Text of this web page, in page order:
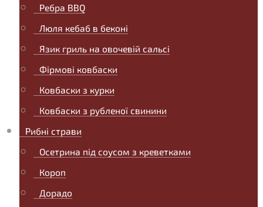
Ребра BBQ
Люля кебаб в беконі
Язик гриль на овочевій сальсі
Фірмові ковбаски
Ковбаски з курки
Ковбаски з рубленої свинини
Рибні страви
Осетрина під соусом з креветками
Короп
Дорадо